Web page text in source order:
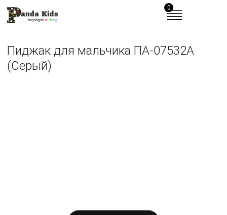
0
Пиджак для мальчика ПА-07532А
(Серый)